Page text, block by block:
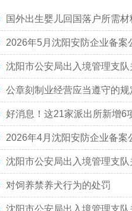
国外出生婴儿回国落户所需材
2026年5月沈阳安防企业备案
沈阳市公安局出入境管理支
公章刻制业经营应当遵守的规
好消息！这21家派出所新增6
2026年4月沈阳安防企业备案
沈阳市公安局出入境管理支
对饲养禁养犬行为的处罚
沈阳市公安局出入境管理支